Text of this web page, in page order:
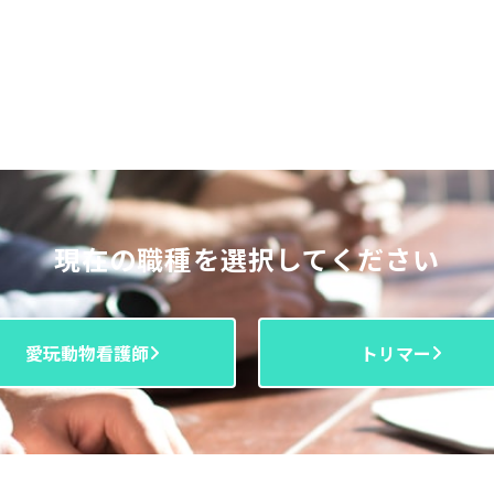
現在の職種を選択してください
愛玩動物看護師 トリマー